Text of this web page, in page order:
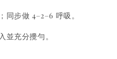
同步做 4–2–6 呼吸。
並充分攪勻。